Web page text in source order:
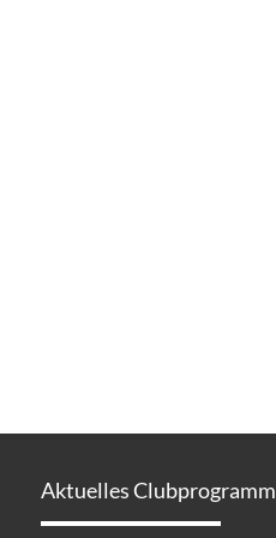
Aktuelles Clubprogramm